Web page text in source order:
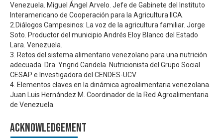
Venezuela. Miguel Ángel Arvelo. Jefe de Gabinete del Instituto
Interamericano de Cooperación para la Agricultura IICA.
2.Diálogos Campesinos: La voz de la agricultura familiar. Jorge
Soto. Productor del municipio Andrés Eloy Blanco del Estado
Lara. Venezuela.
3. Retos del sistema alimentario venezolano para una nutrición
adecuada. Dra. Yngrid Candela. Nutricionista del Grupo Social
CESAP e Investigadora del CENDES-UCV.
4. Elementos claves en la dinámica agroalimentaria venezolana.
Juan Luis Hernández M. Coordinador de la Red Agroalimentaria
de Venezuela.
Acknowledgement